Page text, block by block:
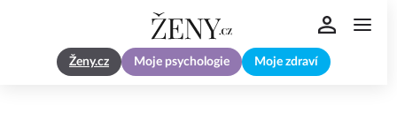
Ženy.cz Moje psychologie Moje zdraví